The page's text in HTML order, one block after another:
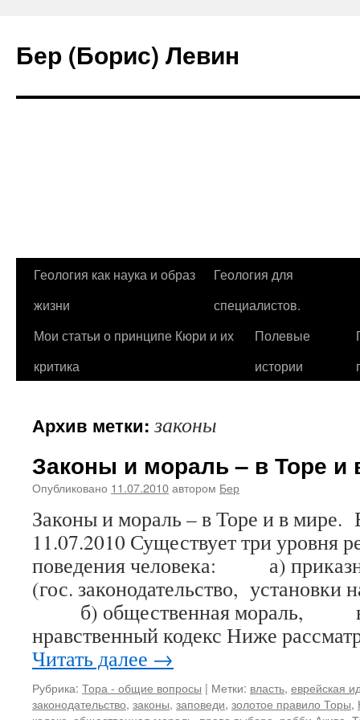
Бер (Борис) Левин
Перейти
содержимому
Геология как наука и образ
жизни
Геология для
специалистов.
Мои статьи о принципе Кюри и их
критика
Полевые
истории
Архив метки:законы
Законы и мораль – в Торе и
Опубликовано 11.07.2010автором Бер
Законы и мораль – в Торе и в мире.
11.07.2010 Существует три уровня
поведения человека: а)
(гос. законодательство, установки
б) общественная мораль, в)
нравственный кодекс Ниже
Читать далее →
Рубрика: Тора - общие вопросы | Метки: власть, еврейская
законодательство, законы, заповеди, золотое правило Торы,